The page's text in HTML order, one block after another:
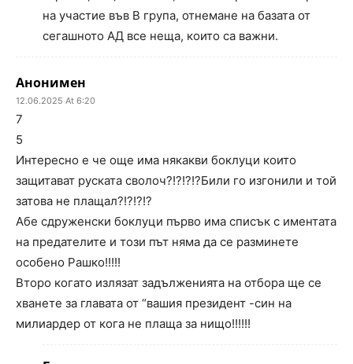
на участие във В група, отнемане на базата от
сегашното АД все неща, които са важни.
Анонимен
12.06.2025 At 6:20
7
5
Интересно е че още има някакви боклуци които
защитават руската сволоч?!?!?!?Били го изгонили и той
затова не плащал?!?!?!?
Абе сдруженски боклуци първо има списък с иментата
на предателите и този път няма да се разминете
особено Рашко!!!!!
Второ когато излязат задълженията на отбора ще се
хванете за главата от “вашия президент -син на
милиардер от кога не плаща за нищо!!!!!!